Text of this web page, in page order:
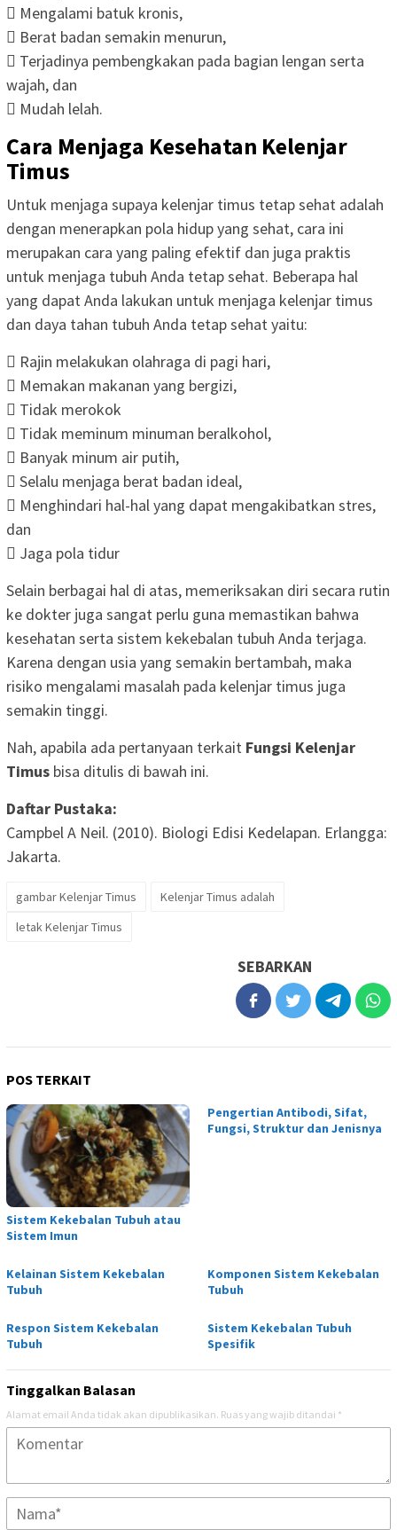
 Mengalami batuk kronis,
 Berat badan semakin menurun,
 Terjadinya pembengkakan pada bagian lengan serta
wajah, dan
 Mudah lelah.
Cara Menjaga Kesehatan Kelenjar
Timus
Untuk menjaga supaya kelenjar timus tetap sehat adalah
dengan menerapkan pola hidup yang sehat, cara ini
merupakan cara yang paling efektif dan juga praktis
untuk menjaga tubuh Anda tetap sehat. Beberapa hal
yang dapat Anda lakukan untuk menjaga kelenjar timus
dan daya tahan tubuh Anda tetap sehat yaitu:
 Rajin melakukan olahraga di pagi hari,
 Memakan makanan yang bergizi,
 Tidak merokok
 Tidak meminum minuman beralkohol,
 Banyak minum air putih,
 Selalu menjaga berat badan ideal,
 Menghindari hal-hal yang dapat mengakibatkan stres,
dan
 Jaga pola tidur
Selain berbagai hal di atas, memeriksakan diri secara rutin
ke dokter juga sangat perlu guna memastikan bahwa
kesehatan serta sistem kekebalan tubuh Anda terjaga.
Karena dengan usia yang semakin bertambah, maka
risiko mengalami masalah pada kelenjar timus juga
semakin tinggi.
Nah, apabila ada pertanyaan terkait Fungsi Kelenjar
Timus bisa ditulis di bawah ini.
Daftar Pustaka:
Campbel A Neil. (2010). Biologi Edisi Kedelapan. Erlangga:
Jakarta.
gambar Kelenjar Timus
Kelenjar Timus adalah
letak Kelenjar Timus
SEBARKAN
POS TERKAIT
Sistem Kekebalan Tubuh atau
Sistem Imun
Pengertian Antibodi, Sifat,
Fungsi, Struktur dan Jenisnya
Kelainan Sistem Kekebalan
Tubuh
Komponen Sistem Kekebalan
Tubuh
Respon Sistem Kekebalan
Tubuh
Sistem Kekebalan Tubuh
Spesifik
Tinggalkan Balasan
Alamat email Anda tidak akan dipublikasikan. Ruas yang wajib ditandai *